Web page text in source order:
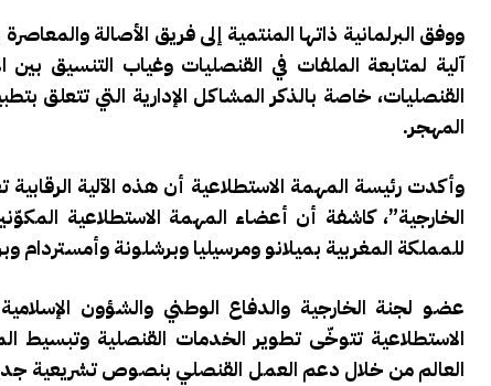
ووفق البرلمانية ذاتها المنتمية إلى فريق الأصالة
آلية لمتابعة الملفات في القنصليات وغياب التنسيق بين
القنصليات، خاصة بالذكر المشاكل الإدارية التي تتعلق
المهجر.
وأكدت رئيسة المهمة الاستطلاعية أن هذه الآلية الرقابية
للمملكة المغربية بميلانو ومرسيليا وبرشلونة
عضو لجنة الخارجية والدفاع الوطني والشؤون
الاستطلاعية تتوخّى تطوير الخدمات القنصلية وتبسيط
العالم من خلال دعم العمل القنصلي بنصوص تشريعية